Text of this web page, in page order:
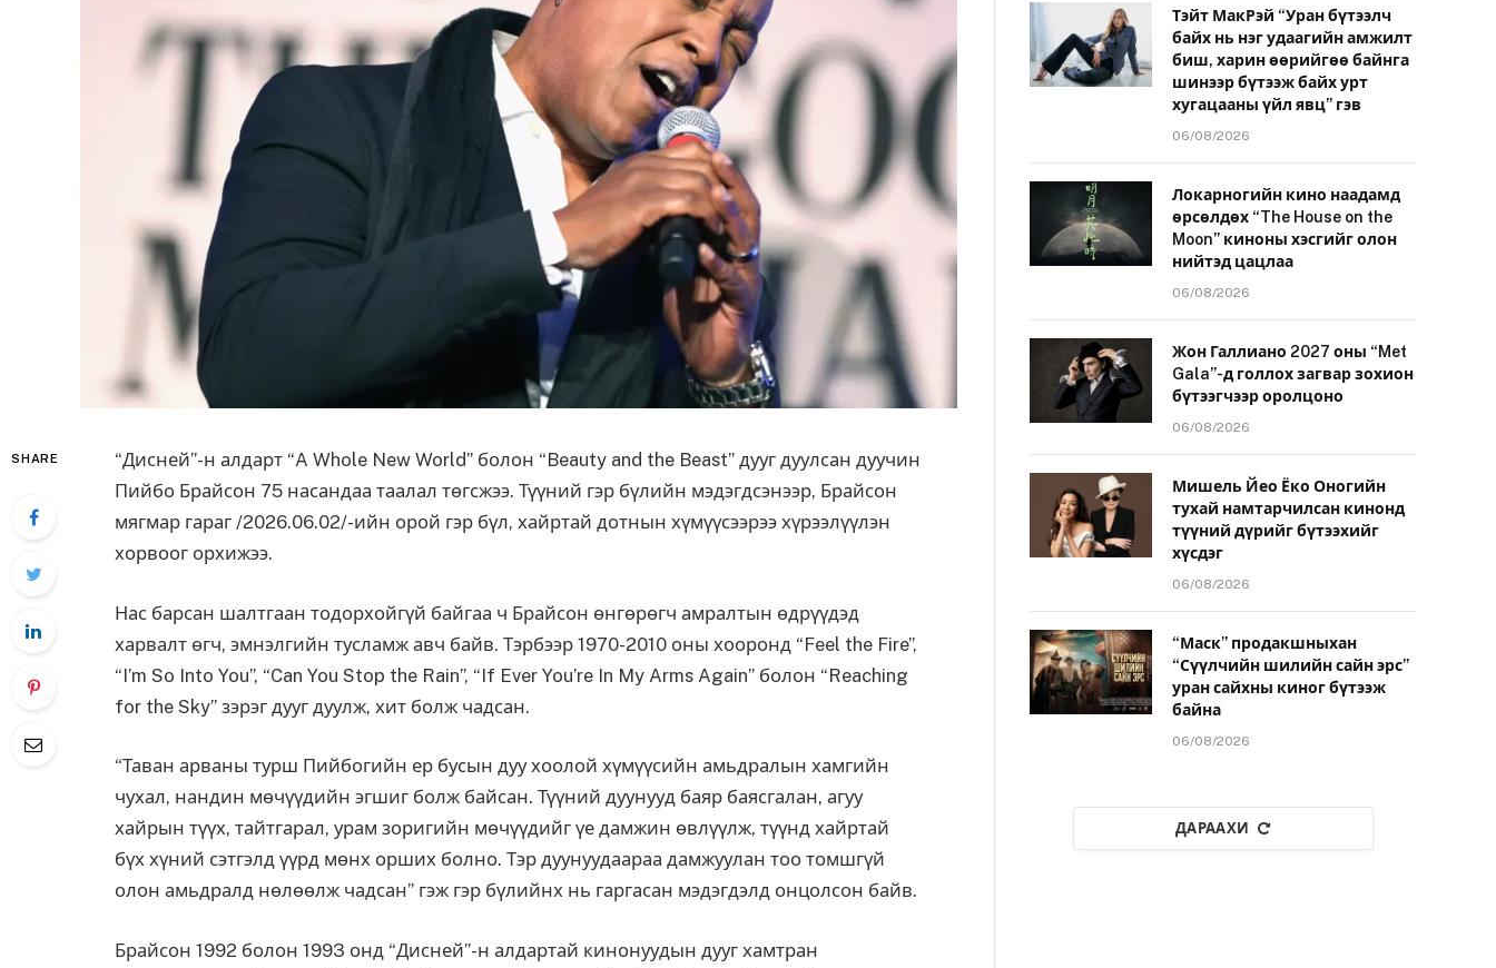
SHARE “Дисней”-н алдарт “A Whole New World” болон “Beauty and the Beast” дууг дуулсан дуучин
Пийбо Брайсон 75 насандаа таалал төгсжээ. Түүний гэр бүлийн мэдэгдсэнээр, Брайсон
мягмар гараг /2026.06.02/-ийн орой гэр бүл, хайртай дотнын хүмүүсээрээ хүрээлүүлэн
хорвоог орхижээ.
Нас барсан шалтгаан тодорхойгүй байгаа ч Брайсон өнгөрөгч амралтын өдрүүдэд
харвалт өгч, эмнэлгийн тусламж авч байв. Тэрбээр 1970-2010 оны хооронд “Feel the Fire”,
“I’m So Into You”, “Can You Stop the Rain”, “If Ever You’re In My Arms Again” болон “Reaching
for the Sky” зэрэг дууг дуулж, хит болж чадсан.
“Таван арваны турш Пийбогийн ер бусын дуу хоолой хүмүүсийн амьдралын хамгийн
чухал, нандин мөчүүдийн эгшиг болж байсан. Түүний дуунууд баяр баясгалан, агуу
хайрын түүх, тайтгарал, урам зоригийн мөчүүдийг үе дамжин өвлүүлж, түүнд хайртай
бүх хүний сэтгэлд үүрд мөнх орших болно. Тэр дуунуудаараа дамжуулан тоо томшгүй
олон амьдралд нөлөөлж чадсан” гэж гэр бүлийнх нь гаргасан мэдэгдэлд онцолсон байв.
Брайсон 1992 болон 1993 онд “Дисней”-н алдартай кинонуудын дууг хамтран
Тэйт МакРэй “Уран бүтээлч
байх нь нэг удаагийн амжилт
биш, харин өөрийгөө байнга
шинээр бүтээж байх урт
хугацааны үйл явц” гэв
06/08/2026
Локарногийн кино наадамд
өрсөлдөх “The House on the
Moon” киноны хэсгийг олон
нийтэд цацлаа
06/08/2026
Жон Галлиано 2027 оны “Met
Gala”-д голлох загвар зохион
бүтээгчээр оролцоно
06/08/2026
Мишель Йео Ёко Оногийн
тухай намтарчилсан кинонд
түүний дүрийг бүтээхийг
хүсдэг
06/08/2026
“Маск” продакшныхан
“Сүүлчийн шилийн сайн эрс”
уран сайхны киног бүтээж
байна
06/08/2026
ДАРААХИ